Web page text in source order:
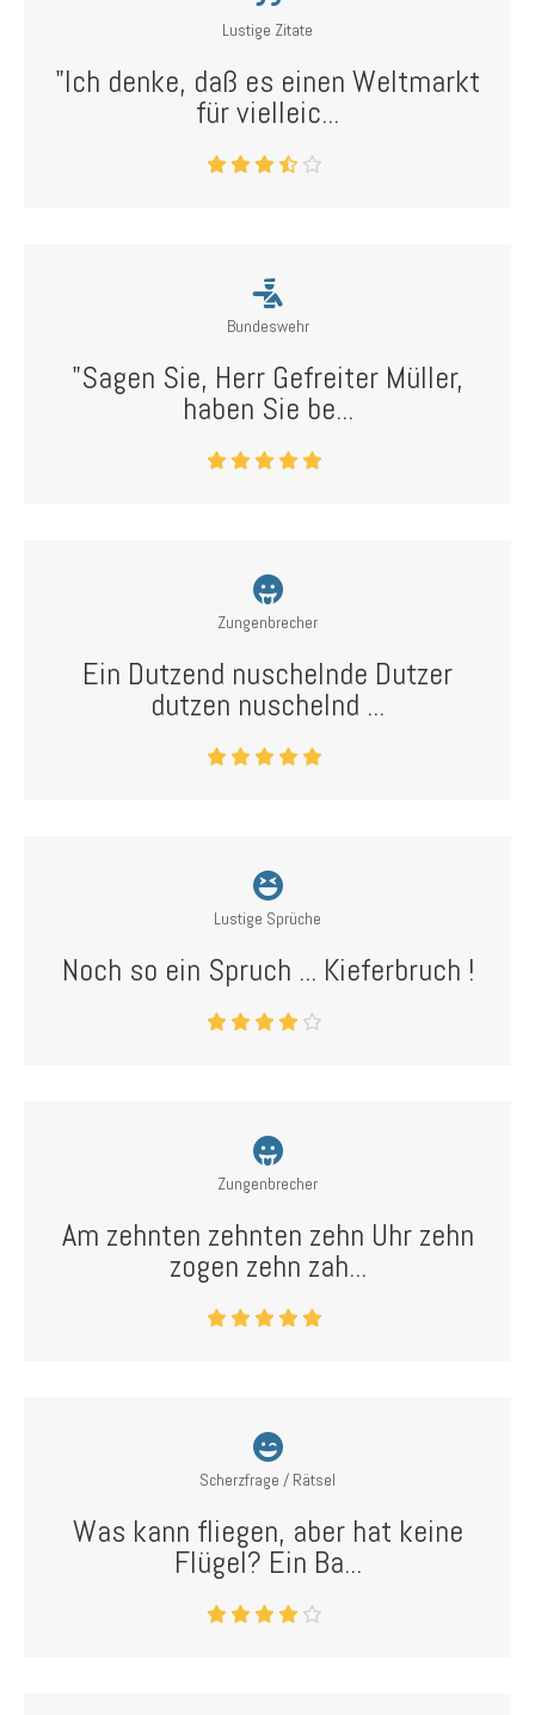
Lustige Zitate
"Ich denke, daß es einen Weltmarkt
für vielleic...
Bundeswehr
"Sagen Sie, Herr Gefreiter Müller,
haben Sie be...
Zungenbrecher
Ein Dutzend nuschelnde Dutzer
dutzen nuschelnd ...
Lustige Sprüche
Noch so ein Spruch ... Kieferbruch !
Zungenbrecher
Am zehnten zehnten zehn Uhr zehn
zogen zehn zah...
Scherzfrage / Rätsel
Was kann fliegen, aber hat keine
Flügel? Ein Ba...